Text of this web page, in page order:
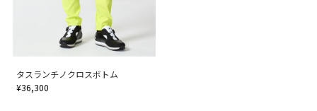
タスランチノクロスボトム
¥36,300